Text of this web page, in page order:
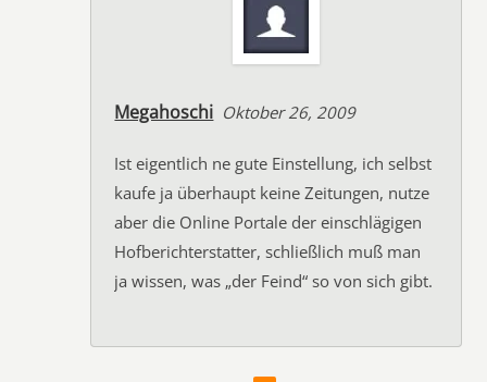
Megahoschi Oktober 26, 2009
Ist eigentlich ne gute Einstellung, ich selbst
kaufe ja überhaupt keine Zeitungen, nutze
aber die Online Portale der einschlägigen
Hofberichterstatter, schließlich muß man
ja wissen, was „der Feind“ so von sich gibt.